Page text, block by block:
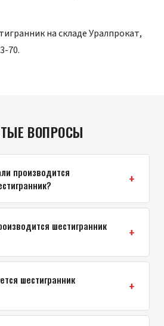
на складе Уралпрокат,
70.
ВОПРОСЫ
производится
шестигранник
шестигранник